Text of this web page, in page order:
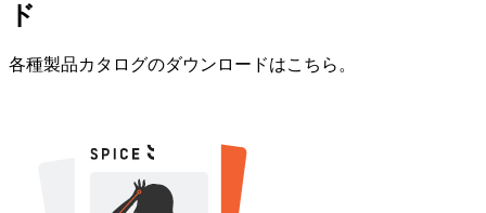
ド
各種製品カタログのダウンロードはこちら。